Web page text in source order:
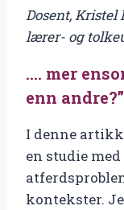
noen
situasjoner
andre?”
antal
Dosent, Kristel
lærer- og
…. mer
enn andre?”
I denne
en studie
kontekster.